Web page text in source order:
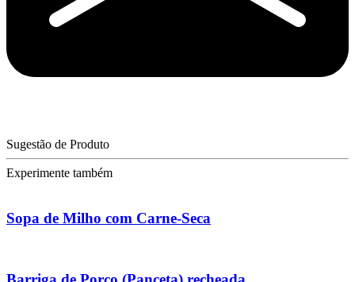
Sugestão de Produto
Experimente também
Sopa de Milho com Carne-Seca